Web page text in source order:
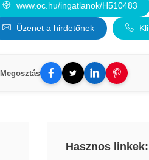
www.oc.hu/ingatlanok/H510483
Üzenet a hirdetőnek
Megosztás
Hasznos linkek: